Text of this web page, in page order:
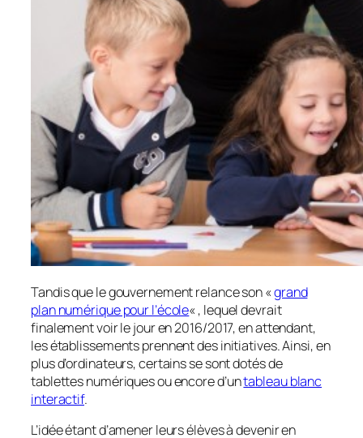
Tandis que le gouvernement relance son «grand
plan numérique pour l’école« , lequel devrait
finalement voir le jour en 2016/2017, en attendant,
les établissements prennent des initiatives. Ainsi, en
plus d’ordinateurs, certains se sont dotés de
tablettes numériques ou encore d’untableau blanc
interactif.
L’idée étant d’amener leurs élèves à devenir en